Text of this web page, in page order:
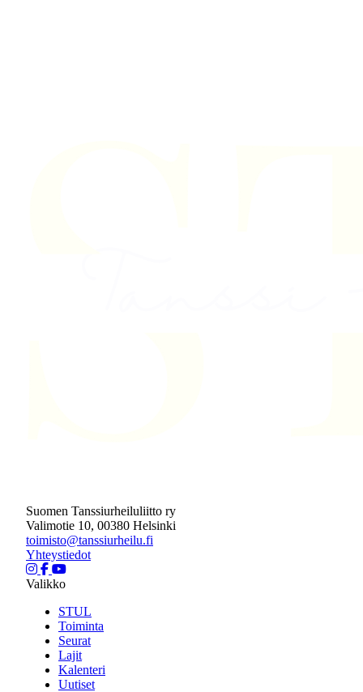
Suomen Tanssiurheiluliitto ry
Valimotie 10, 00380 Helsinki
toimisto@tanssiurheilu.fi
Yhteystiedot
Valikko
STUL
Toiminta
Seurat
Lajit
Kalenteri
Uutiset